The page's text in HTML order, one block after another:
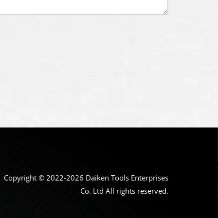
Copyright © 2022-2026 Daiken Tools Enterprises
Co. Ltd All rights reserved.